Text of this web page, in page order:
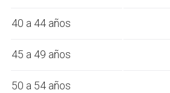
40 a 44 años
45 a 49 años
50 a 54 años